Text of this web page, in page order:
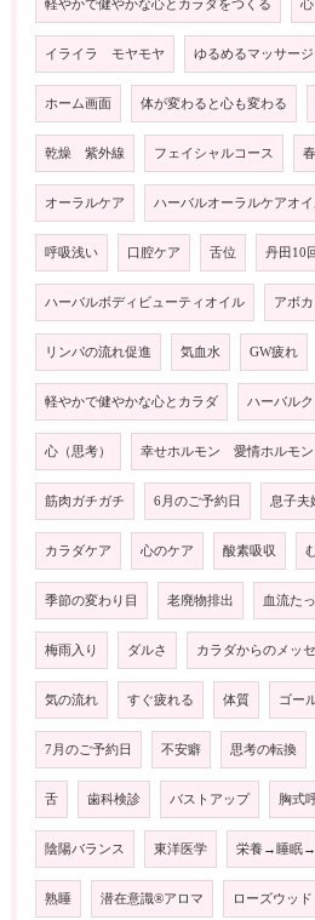
軽やかで健やかな心とカラダをつくる
イライラ モヤモヤ ゆるめるマッサージ
ホーム画面 体が変わると心も変わる
乾燥 紫外線 フェイシャルコース
オーラルケア ハーバルオーラルケアオ
呼吸浅い 口腔ケア 舌位 丹田10
ハーバルボディビューティオイル アボ
リンパの流れ促進 気血水 GW疲れ
軽やかで健やかな心とカラダ ハーバル
心（思考） 幸せホルモン 愛情ホルモン
筋肉ガチガチ 6月のご予約日 息子夫
カラダケア 心のケア 酸素吸収
季節の変わり目 老廃物排出 血流た
梅雨入り ダルさ カラダからのメッ
気の流れ すぐ疲れる 体質 ゴー
7月のご予約日 不安癖 思考の転換
舌 歯科検診 バストアップ 胸式
陰陽バランス 東洋医学 栄養→睡眠
熟睡 潜在意識®️アロマ ローズウッド